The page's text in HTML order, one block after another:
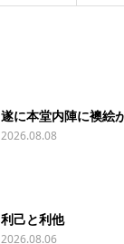
遂に本堂内陣に襖絵
2026.08.08
利己と利他
2026.08.06